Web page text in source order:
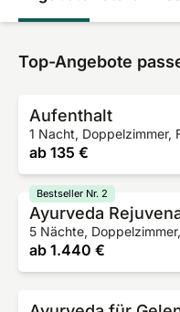
Top-Angebote
Aufenthalt
1 Nacht, Doppelzimmer,
ab 135 €
Ayurveda
5 Nächte,
ab 1.440 €
Bestseller Nr. 2